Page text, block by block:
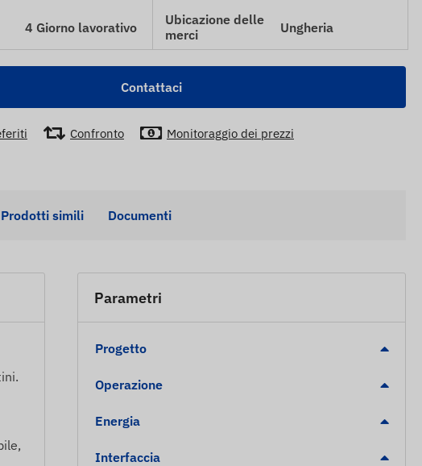
4 Giorno lavorativo
Ubicazione delle
merci
Ungheria
Contattaci
Confronto Monitoraggio dei prezzi
Prodotti simili Documenti
Parametri
Progetto
Operazione
Energia
Interfaccia